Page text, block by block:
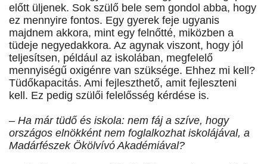
előtt üljenek. Sok szülő bele sem gondol abba, hogy
ez mennyire fontos. Egy gyerek feje ugyanis
majdnem akkora, mint egy felnőtté, miközben a
tüdeje negyedakkora. Az agynak viszont, hogy jól
teljesítsen, például az iskolában, megfelelő
mennyiségű oxigénre van szüksége. Ehhez mi kell?
Tüdőkapacitás. Ami fejleszthető, amit fejleszteni
kell. Ez pedig szülői felelősség kérdése is.
– Ha már tüdő és iskola: nem fáj a szíve, hogy
országos elnökként nem foglalkozhat iskolájával, a
Madárfészek Ökölvívó Akadémiával?